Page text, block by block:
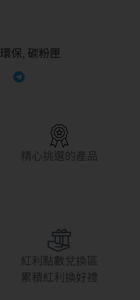
環保, 碳粉匣
精心挑選的產品
紅利點數兌換區
累積紅利換好禮